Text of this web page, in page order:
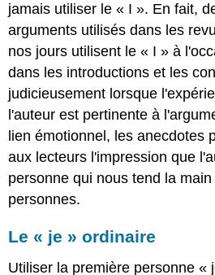
jamais utiliser le « I ». En fait,
arguments utilisés dans les
nos jours utilisent le « I » à
dans les introductions et les
judicieusement lorsque
l'auteur est pertinente à
lien émotionnel, les anecdotes
aux lecteurs l'impression que
personne qui nous tend la
personnes.
Le « je » ordinaire
Utiliser la première personne «